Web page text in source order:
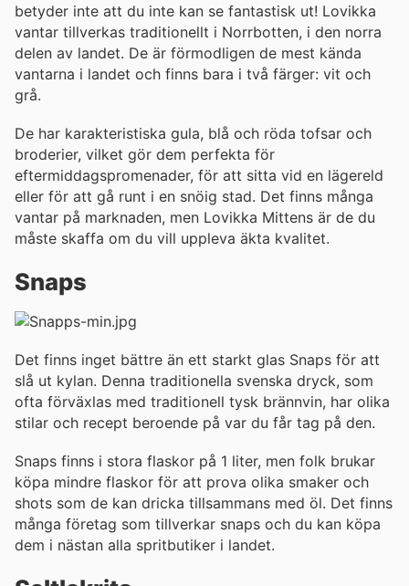
betyder inte att du inte kan se fantastisk ut! Lovikka
vantar tillverkas traditionellt i Norrbotten, i den norra
delen av landet. De är förmodligen de mest kända
vantarna i landet och finns bara i två färger: vit och
grå.
De har karakteristiska gula, blå och röda tofsar och
broderier, vilket gör dem perfekta för
eftermiddagspromenader, för att sitta vid en lägereld
eller för att gå runt i en snöig stad. Det finns många
vantar på marknaden, men Lovikka Mittens är de du
måste skaffa om du vill uppleva äkta kvalitet.
Snaps
Det finns inget bättre än ett starkt glas Snaps för att
slå ut kylan. Denna traditionella svenska dryck, som
ofta förväxlas med traditionell tysk brännvin, har olika
stilar och recept beroende på var du får tag på den.
Snaps finns i stora flaskor på 1 liter, men folk brukar
köpa mindre flaskor för att prova olika smaker och
shots som de kan dricka tillsammans med öl. Det finns
många företag som tillverkar snaps och du kan köpa
dem i nästan alla spritbutiker i landet.